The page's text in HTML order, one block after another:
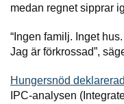
medan regnet sipprar
“Ingen familj. Inget
Jag är förkrossad”,
Hungersnöd
IPC-analysen